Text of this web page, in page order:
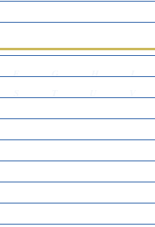
F G H I